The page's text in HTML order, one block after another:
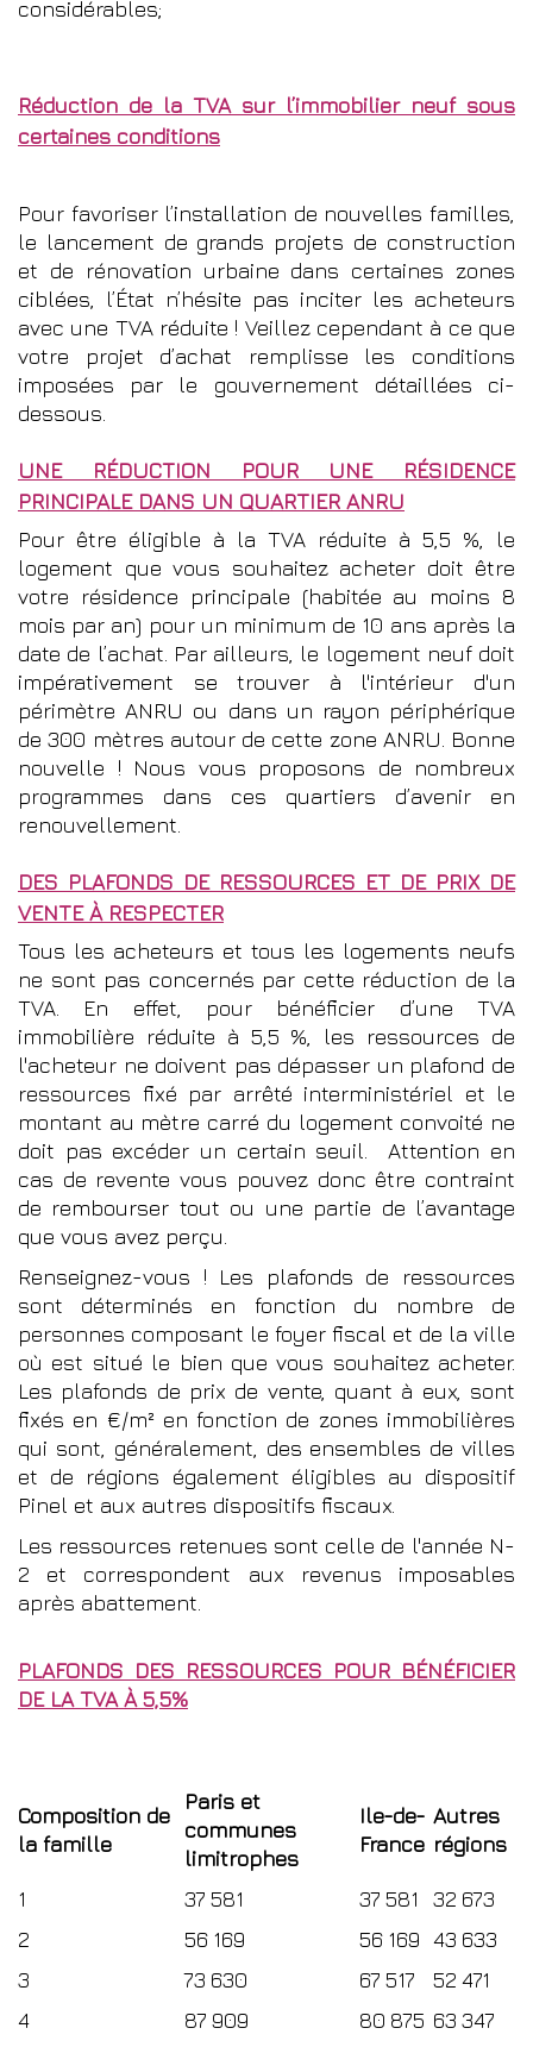
considérables;
Réduction de la TVA sur l’immobilier neuf sous
certaines conditions
Pour favoriser l’installation de nouvelles familles,
le lancement de grands projets de construction
et de rénovation urbaine dans certaines zones
ciblées, l’État n’hésite pas inciter les acheteurs
avec une TVA réduite ! Veillez cependant à ce que
votre projet d’achat remplisse les conditions
imposées par le gouvernement détaillées ci-
dessous.
UNE RÉDUCTION POUR UNE RÉSIDENCE
PRINCIPALE DANS UN QUARTIER ANRU
Pour être éligible à la TVA réduite à 5,5 %, le
logement que vous souhaitez acheter doit être
votre résidence principale (habitée au moins 8
mois par an) pour un minimum de 10 ans après la
date de l’achat. Par ailleurs, le logement neuf doit
impérativement se trouver à l'intérieur d'un
périmètre ANRU ou dans un rayon périphérique
de 300 mètres autour de cette zone ANRU. Bonne
nouvelle ! Nous vous proposons de nombreux
programmes dans ces quartiers d’avenir en
renouvellement.
DES PLAFONDS DE RESSOURCES ET DE PRIX DE
VENTE À RESPECTER
Tous les acheteurs et tous les logements neufs
ne sont pas concernés par cette réduction de la
TVA. En effet, pour bénéficier d’une TVA
immobilière réduite à 5,5 %, les ressources de
l'acheteur ne doivent pas dépasser un plafond de
ressources fixé par arrêté interministériel et le
montant au mètre carré du logement convoité ne
doit pas excéder un certain seuil. Attention en
cas de revente vous pouvez donc être contraint
de rembourser tout ou une partie de l’avantage
que vous avez perçu.
Renseignez-vous ! Les plafonds de ressources
sont déterminés en fonction du nombre de
personnes composant le foyer fiscal et de la ville
où est situé le bien que vous souhaitez acheter.
Les plafonds de prix de vente, quant à eux, sont
fixés en €/m² en fonction de zones immobilières
qui sont, généralement, des ensembles de villes
et de régions également éligibles au dispositif
Pinel et aux autres dispositifs fiscaux.
Les ressources retenues sont celle de l'année N-
2 et correspondent aux revenus imposables
après abattement.
PLAFONDS DES RESSOURCES POUR BÉNÉFICIER
DE LA TVA À 5,5%
Composition de
la famille
Paris et
communes
limitrophes
Ile-de-
France
Autres
régions
1 37 581 37 581
32 673
2
56 169 56 169 43 633
3
73 630 67 517
52 471
4
87 909 80 875 63 347